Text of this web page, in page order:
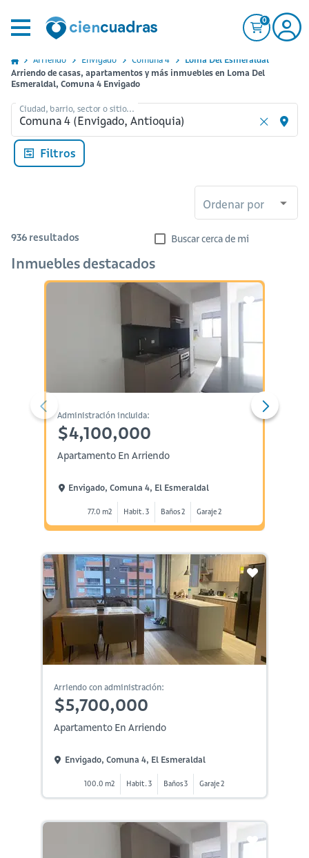
0
Arriendo Envigado Comuna 4
Loma Del Esmeraldal
Arriendo de casas, apartamentos y más inmuebles en Loma Del
Esmeraldal, Comuna 4 Envigado
Ciudad, barrio, sector o sitio...
Filtros
Ordenar por
936 resultados Buscar cerca de mi
Inmuebles destacados
Administración incluida:
$4,100,000
Apartamento En Arriendo
Envigado, Comuna 4, El Esmeraldal
77.0 m2 Habit. 3 Baños 2 Garaje 2
Arriendo con administración:
$5,700,000
Apartamento En Arriendo
Envigado, Comuna 4, El Esmeraldal
100.0 m2 Habit. 3 Baños 3 Garaje 2